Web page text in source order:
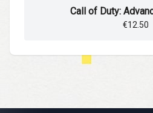
Call of Duty:
€12.50